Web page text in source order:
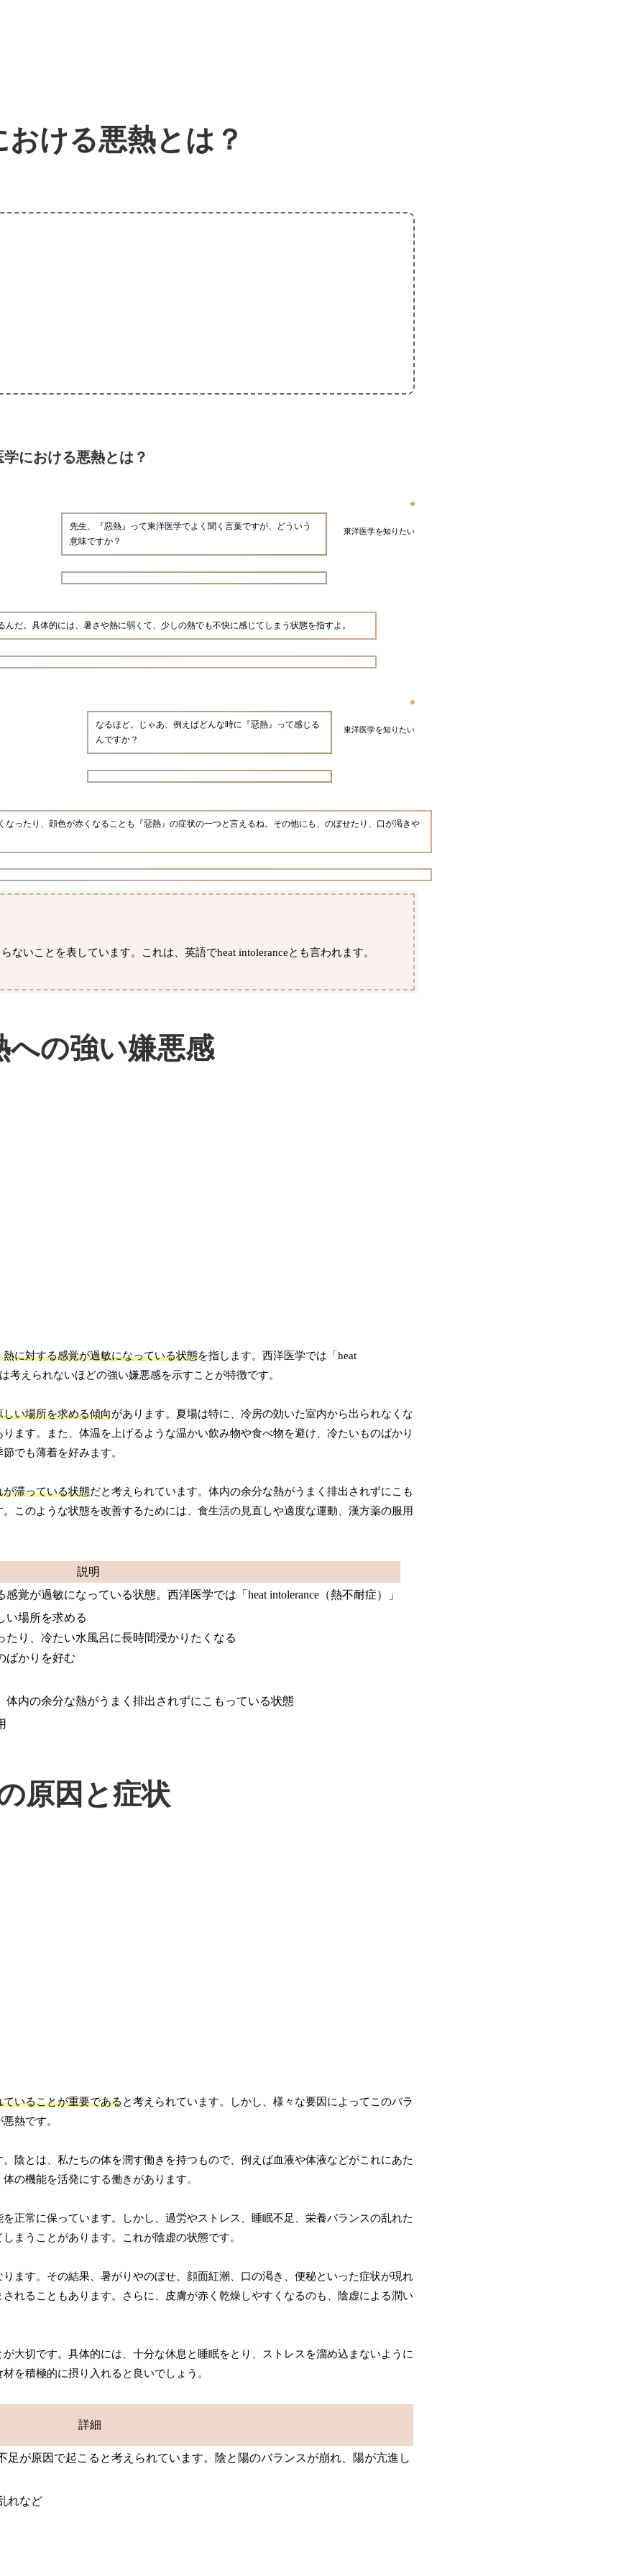
ける悪熱とは？
学における悪熱とは？
東洋医学を知りたい
先生、『惡熱』って東洋医学でよく聞く言葉ですが、どういう
意味ですか？
だ。具体的には、暑さや熱に弱くて、少しの熱でも不快に感じてしまう状態を指すよ。
東洋医学を知りたい
なるほど。じゃあ、例えばどんな時に『惡熱』って感じる
んですか？
ったり、顔色が赤くなることも『惡熱』の症状の一つと言えるね。その他にも、のぼせたり、口が渇きや
いことを表しています。これは、英語でheat intoleranceとも言われます。
への強い嫌悪感
に対する感覚が過敏になっている状態を指します。西洋医学では「heat
考えられないほどの強い嫌悪感を示すことが特徴です。
い場所を求める傾向があります。夏場は特に、冷房の効いた室内から出られなくな
ます。また、体温を上げるような温かい飲み物や食べ物を避け、冷たいものばかり
でも薄着を好みます。
滞っている状態だと考えられています。体内の余分な熱がうまく排出されずにこも
このような状態を改善するためには、食生活の見直しや適度な運動、漢方薬の服用
説明
覚が過敏になっている状態。西洋医学では「heat intolerance（熱不耐症）」
い場所を求める
り、冷たい水風呂に長時間浸かりたくなる
ばかりを好む
内の余分な熱がうまく排出されずにこもっている状態
原因と症状
いることが重要であると考えられています。しかし、様々な要因によってこのバラ
熱です。
陰とは、私たちの体を潤す働きを持つもので、例えば血液や体液などがこれにあた
の機能を活発にする働きがあります。
正常に保っています。しかし、過労やストレス、睡眠不足、栄養バランスの乱れた
まうことがあります。これが陰虚の状態です。
ります。その結果、暑がりやのぼせ、顔面紅潮、口の渇き、便秘といった症状が現れ
れることもあります。さらに、皮膚が赤く乾燥しやすくなるのも、陰虚による潤い
が大切です。具体的には、十分な休息と睡眠をとり、ストレスを溜め込まないように
を積極的に摂り入れると良いでしょう。
詳細
が原因で起こると考えられています。陰と陽のバランスが崩れ、陽が亢進し
れなど